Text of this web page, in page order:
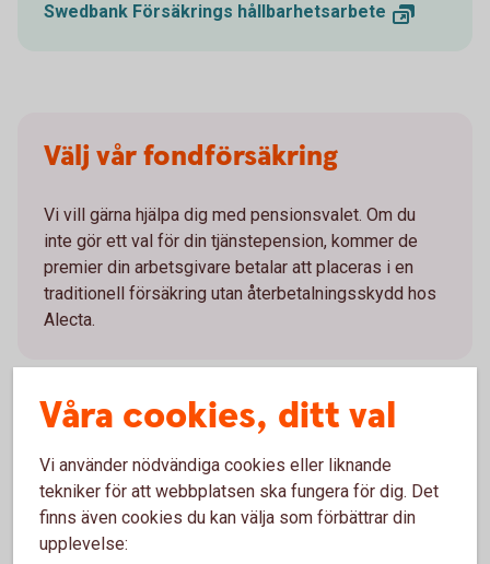
Swedbank Försäkrings hållbarhetsarbete
Välj vår fondförsäkring
Vi vill gärna hjälpa dig med pensionsvalet. Om du
inte gör ett val för din tjänstepension, kommer de
premier din arbetsgivare betalar att placeras i en
traditionell försäkring utan återbetalningsskydd hos
Alecta.
Hantera din tjänstepension i
Mina försäkringar
Mina försäkringar är en portal där du kan se innehav,
Våra cookies, ditt val
Vi använder nödvändiga cookies eller liknande
tekniker för att webbplatsen ska fungera för dig. Det
finns även cookies du kan välja som förbättrar din
upplevelse: